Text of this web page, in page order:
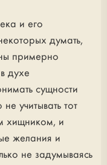
и его
думать,
примерно
духе
сущности
учитывать тот
хищником, и
желания и
не задумываясь